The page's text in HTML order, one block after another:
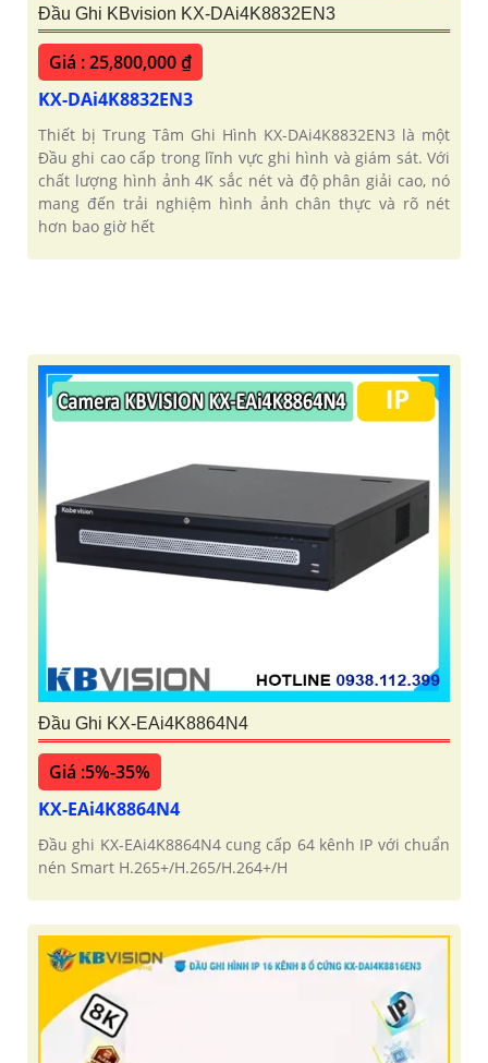
Đầu Ghi KBvision KX-DAi4K8832EN3
Giá : 25,800,000 ₫
KX-DAi4K8832EN3
Thiết bị Trung Tâm Ghi Hình KX-DAi4K8832EN3 là một
Đầu ghi cao cấp trong lĩnh vực ghi hình và giám sát. Với
chất lượng hình ảnh 4K sắc nét và độ phân giải cao, nó
mang đến trải nghiệm hình ảnh chân thực và rõ nét
hơn bao giờ hết
Đầu Ghi KX-EAi4K8864N4
Giá :5%-35%
KX-EAi4K8864N4
Đầu ghi KX-EAi4K8864N4 cung cấp 64 kênh IP với chuẩn
nén Smart H.265+/H.265/H.264+/H